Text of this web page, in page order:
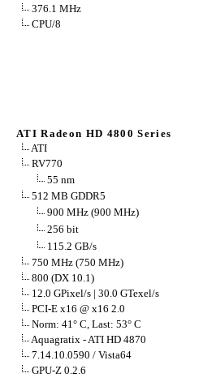
376.1 MHz
CPU/8
ATI Radeon HD 4800 Series
ATI
RV770
55 nm
512 MB GDDR5
900 MHz (900 MHz)
256 bit
115.2 GB/s
750 MHz (750 MHz)
800 (DX 10.1)
12.0 GPixel/s | 30.0 GTexel/s
PCI-E x16 @ x16 2.0
Norm: 41° C, Last: 53° C
Aquagratix - ATI HD 4870
7.14.10.0590 / Vista64
GPU-Z 0.2.6